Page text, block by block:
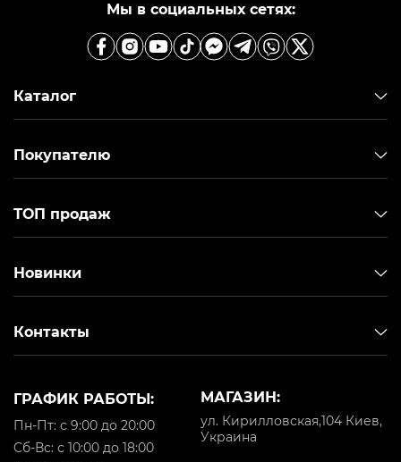
Мы в социальных сетях:
Каталог
Покупателю
ТОП продаж
Новинки
Контакты
МАГАЗИН:
ул. Кирилловская,104 Киев,
Украина
ГРАФИК РАБОТЫ:
Пн-Пт: с 9:00 до 20:00
Cб-Вс: с 10:00 до 18:00